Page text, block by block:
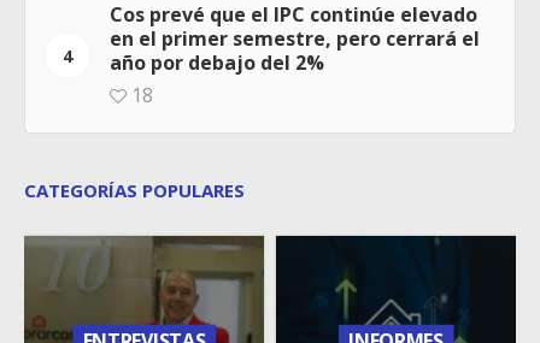
4
Cos prevé que el IPC continúe elevado
en el primer semestre, pero cerrará el
año por debajo del 2%
18
CATEGORÍAS POPULARES